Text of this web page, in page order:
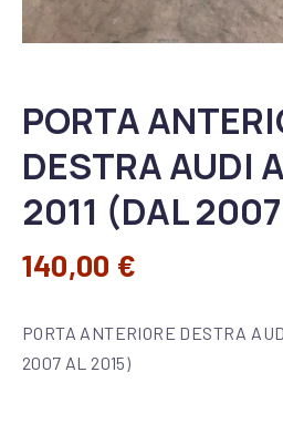
PORTA
DESTRA AUDI
2011 (DAL
140,00 €
PORTA ANTERIORE DESTRA
2007 AL 2015)